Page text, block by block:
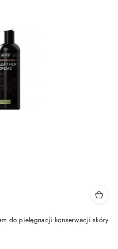
do pielęgnacji konserwacji skóry